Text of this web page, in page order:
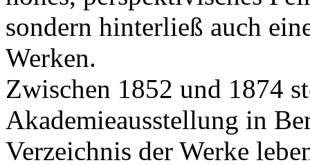
sondern hinterließ auch
Werken.
Zwischen 1852 und 1874
Akademieausstellung in
Verzeichnis der Werke